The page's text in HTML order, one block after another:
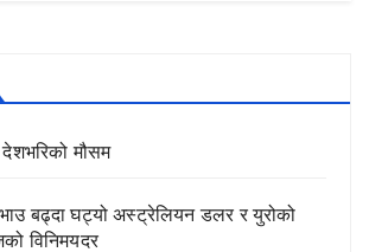
मौसम
बढ्दा घट्यो अस्ट्रेलियन डलर र युरोको
विनिमयदर